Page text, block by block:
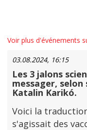
Voir plus d'événements
03.08.2024, 16:15
Les 3 jalons
messager,
Katalin Karikó.
Voici la
s'agissait des